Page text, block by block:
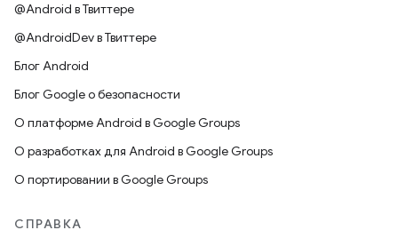
@Android в Твиттере
@AndroidDev в Твиттере
Блог Android
Блог Google о безопасности
О платформе Android в Google Groups
О разработках для Android в Google Groups
О портировании в Google Groups
СПРАВКА